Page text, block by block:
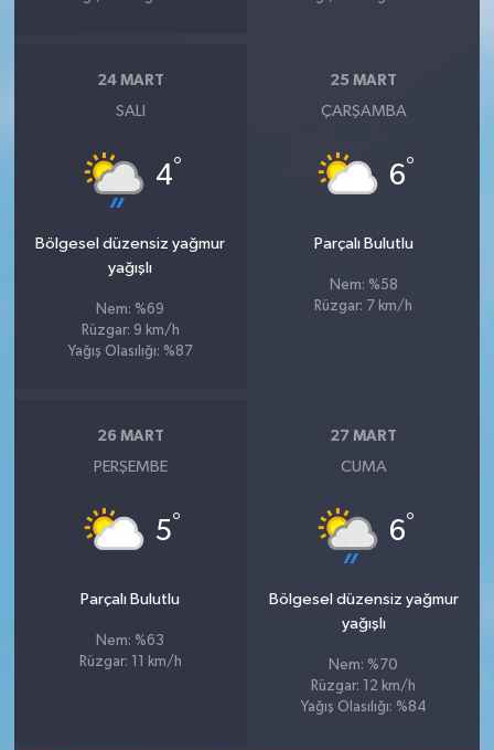
24 MART
SALI
4°
Bölgesel düzensiz yağmur
yağışlı
Nem: %69
Rüzgar: 9 km/h
Yağış Olasılığı: %87
25 MART
ÇARŞAMBA
6°
Parçalı Bulutlu
Nem: %58
Rüzgar: 7 km/h
26 MART
PERŞEMBE
5°
Parçalı Bulutlu
Nem: %63
Rüzgar: 11 km/h
27 MART
CUMA
6°
Bölgesel düzensiz yağmur
yağışlı
Nem: %70
Rüzgar: 12 km/h
Yağış Olasılığı: %84